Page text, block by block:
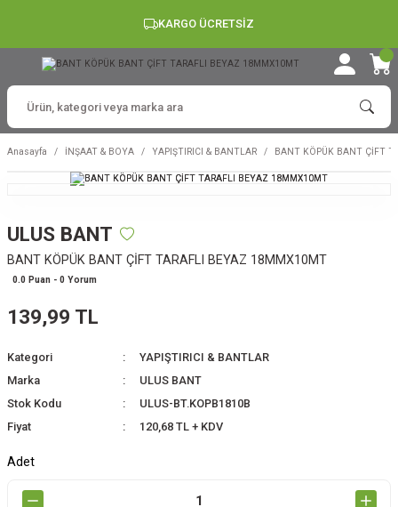
KARGO ÜCRETSİZ
Anasayfa İNŞAAT & BOYA YAPIŞTIRICI & BANTLAR BANT KÖPÜK BANT ÇİFT
ULUS BANT
BANT KÖPÜK BANT ÇİFT TARAFLI BEYAZ 18MMX10MT
0.0 Puan - 0 Yorum
139,99 TL
Kategori
YAPIŞTIRICI & BANTLAR
Marka
ULUS BANT
Stok Kodu
ULUS-BT.KOPB1810B
Fiyat
120,68 TL + KDV
Adet